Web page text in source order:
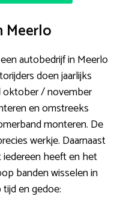
Meerlo
autobedrijf in Meerlo
doen jaarlijks
oktober / november
en omstreeks
monteren. De
werkje. Daarnaast
heeft en het
banden wisselen in
en gedoe: